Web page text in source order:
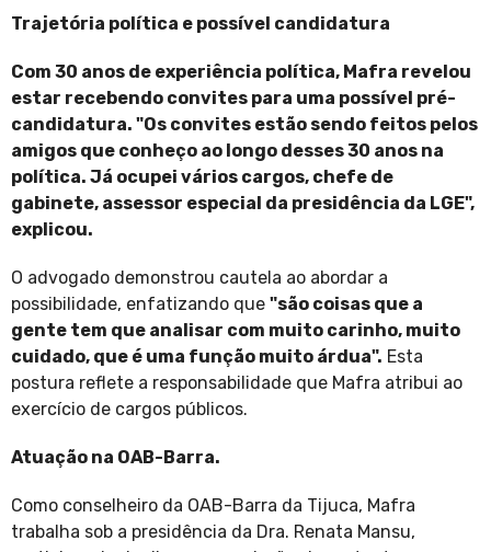
Trajetória política e possível candidatura
Com 30 anos de experiência política, Mafra revelou
estar recebendo convites para uma possível pré-
candidatura. "Os convites estão sendo feitos pelos
amigos que conheço ao longo desses 30 anos na
política. Já ocupei vários cargos, chefe de
gabinete, assessor especial da presidência da LGE",
explicou.
O advogado demonstrou cautela ao abordar a
possibilidade, enfatizando que "são coisas que a
gente tem que analisar com muito carinho, muito
cuidado, que é uma função muito árdua". Esta
postura reflete a responsabilidade que Mafra atribui ao
exercício de cargos públicos.
Atuação na OAB-Barra.
Como conselheiro da OAB-Barra da Tijuca, Mafra
trabalha sob a presidência da Dra. Renata Mansu,